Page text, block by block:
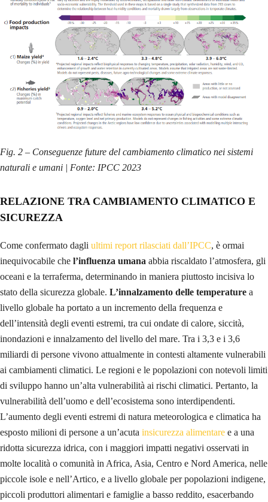
Fig. 2 – Conseguenze future del cambiamento climatico nei sistemi
naturali e umani | Fonte: IPCC 2023
RELAZIONE TRA CAMBIAMENTO CLIMATICO E
SICUREZZA
Come confermato dagli ultimi report rilasciati dall’IPCC, è ormai
inequivocabile che l’influenza umana abbia riscaldato l’atmosfera, gli
oceani e la terraferma, determinando in maniera piuttosto incisiva lo
stato della sicurezza globale. L’innalzamento delle temperature a
livello globale ha portato a un incremento della frequenza e
dell’intensità degli eventi estremi, tra cui ondate di calore, siccità,
inondazioni e innalzamento del livello del mare. Tra i 3,3 e i 3,6
miliardi di persone vivono attualmente in contesti altamente vulnerabili
ai cambiamenti climatici. Le regioni e le popolazioni con notevoli limiti
di sviluppo hanno un’alta vulnerabilità ai rischi climatici. Pertanto, la
vulnerabilità dell’uomo e dell’ecosistema sono interdipendenti.
L’aumento degli eventi estremi di natura meteorologica e climatica ha
esposto milioni di persone a un’acuta insicurezza alimentare e a una
ridotta sicurezza idrica, con i maggiori impatti negativi osservati in
molte località o comunità in Africa, Asia, Centro e Nord America, nelle
piccole isole e nell’Artico, e a livello globale per popolazioni indigene,
piccoli produttori alimentari e famiglie a basso reddito, esacerbando